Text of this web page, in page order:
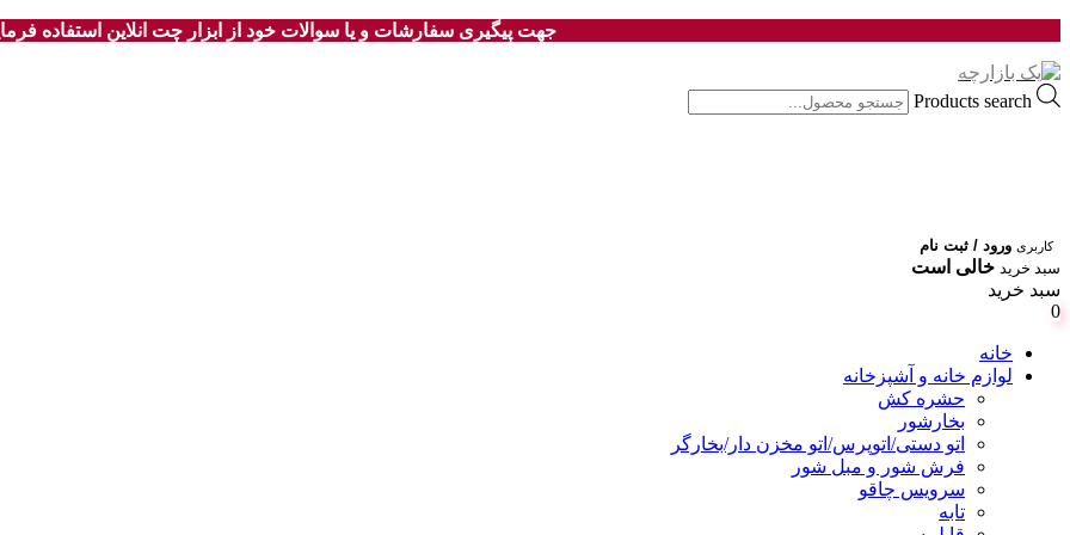
جهت پیگیری سفارشات و یا سوالات خود از ابزار چت انلاین استفاده
Products search
کاربری ورود / ثبت نام
سبد خرید خالی است
سبد خرید
0
خانه
لوازم خانه و آشپزخانه
حشره کش
بخارشور
اتو دستی/اتوپرس/اتو مخزن دار/بخارگر
فرش شور و مبل شور
سرویس چاقو
تابه